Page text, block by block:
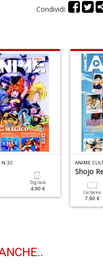
Condividi:
N.32
Digitale
4.90 €
ANIME
Shojo
Cartacea
7.90 €